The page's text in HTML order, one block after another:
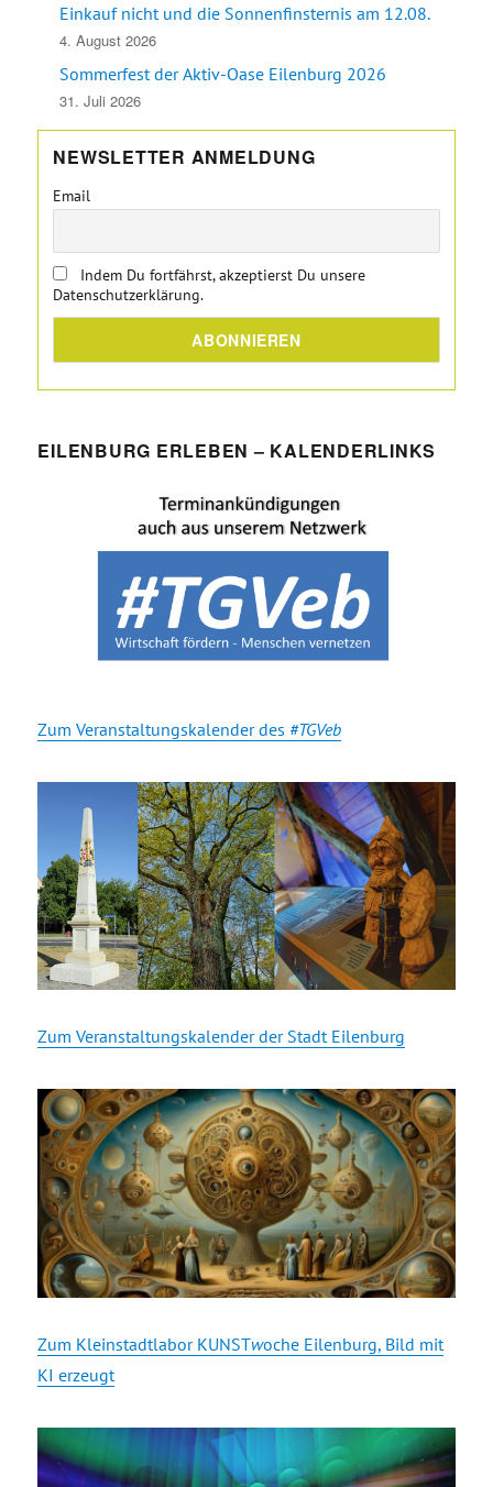
Einkauf nicht und die Sonnenfinsternis am 12.08.
4. August 2026
Sommerfest der Aktiv-Oase Eilenburg 2026
31. Juli 2026
NEWSLETTER ANMELDUNG
Email
Indem Du fortfährst, akzeptierst Du unsere
Datenschutzerklärung.
EILENBURG ERLEBEN – KALENDERLINKS
Zum Veranstaltungskalender des #TGVeb
Zum Veranstaltungskalender der Stadt Eilenburg
Zum Kleinstadtlabor KUNSTwoche Eilenburg, Bild mit
KI erzeugt